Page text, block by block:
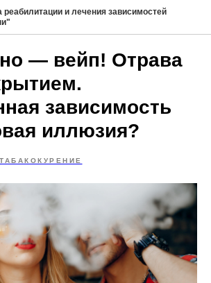
реабилитации и лечения зависимостей
— вейп! Отрава
зависимость
иллюзия?
ТАБАКОКУРЕНИЕ